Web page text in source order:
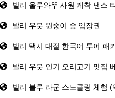
발리 울루와뚜 사원 케착 댄스
발리 우붓 원숭이 숲 입장권
발리 택시 대절 한국어 투어 패
발리 우붓 인기 오리고기 맛집
발리 블루 라군 스노클링 체험 (